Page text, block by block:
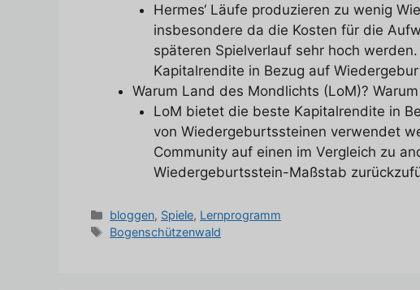
Hermes‘ Läufe produzieren zu wenig
insbesondere da die Kosten für die
späteren Spielverlauf sehr hoch
Kapitalrendite in Bezug auf
Warum Land des Mondlichts (LoM)?
LoM bietet die beste Kapitalrendite in
von Wiedergeburtssteinen verwendet
Community auf einen im Vergleich zu
Wiedergeburtsstein-Maßstab
Kategorien
bloggen, Spiele, Lernprogramm
Tags
Bogenschützenwald